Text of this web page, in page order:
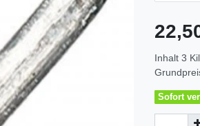
Inhalt 3
Sofort